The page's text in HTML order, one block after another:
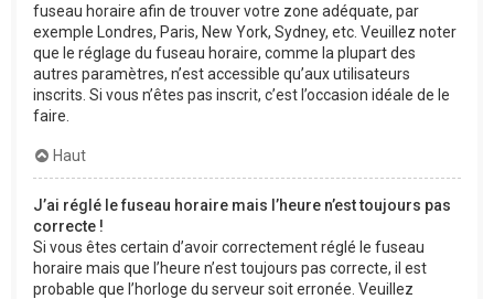
fuseau horaire afin de trouver votre zone adéquate, par
exemple Londres, Paris, New York, Sydney, etc. Veuillez noter
que le réglage du fuseau horaire, comme la plupart des
autres paramètres, n’est accessible qu’aux utilisateurs
inscrits. Si vous n’êtes pas inscrit, c’est l’occasion idéale de le
faire.
Haut
J’ai réglé le fuseau horaire mais l’heure n’est toujours pas
correcte !
Si vous êtes certain d’avoir correctement réglé le fuseau
horaire mais que l’heure n’est toujours pas correcte, il est
probable que l’horloge du serveur soit erronée. Veuillez